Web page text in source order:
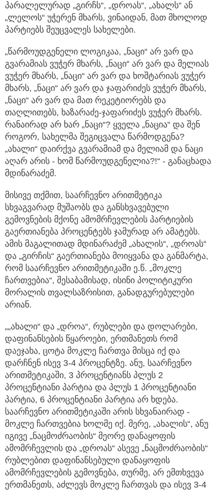
პარალელურად „გირჩს“, „დროას“, „ახალს“ ან
„ლელოს“ უჭერენ მხარს, ვინაიდან, მათ მხოლოდ
პარტიებს შეუცვალეს სახელები.
„წარმოუდგენელი ლოგიკაა, „ნაცი“ არ ვარ და
გვარამიას ვუჭერ მხარს, „ნაცი“ არ ვარ და მელიას
ვუჭერ მხარს, „ნაცი“ არ ვარ და ხოშტარიას ვუჭერ
მხარს, „ნაცი“ არ ვარ და ჯაფარიძეს ვუჭერ მხარს,
„ნაცი“ არ ვარ და მათ რეკეტიორებს და
თაღლითებს, ხაზარაძე-ჯაფარიძეს ვუჭერ მხარს.
რანაირად არ ხარ „ნაცი“? ყველა „ნაცია“ და შენ
როგორ, სახელმა შეგიცვალა წარმოდგენა?
„ახალი“ დაირქვა გვარამიამ და მელიამ და ნაცი
აღარ არის - ხომ წარმოუდგენელია?!“ - განაცხადა
მდინარაძემ.
მისივე თქმით, საარჩევნო არითმეტიკა
სხვაგვარად მუშაობს და განსხვავებული
გემოვნების მქონე ამომრჩევლების პარტიების
გაერთიანება პროცენტებს ჯამურად არ ამატებს.
ამის მაგალითად მდინარაძემ „ახალის“, „დროას“
და „გირჩის“ გაერთიანება მოიყვანა და განმარტა,
რომ საარჩევნო არითმეტიკაში ე.წ. „მოკლე
ჩართვებია“, შესაბამისად, ისინი პოლიტიკური
მორალის თვალსაზრისით, განადგურებულები
არიან.
„„ახალი“ და „დროა“, რუბლები და დოლარები,
დაფინანსების წყაროები, ერთმანეთს რომ
დაეჯახა, ცოტა მოკლე ჩართვა მისცა იქ და
დარჩნენ ისევ 3-4 პროცენტზე. ანუ, საარჩევნო
არითმეტიკაში, 3 პროცენტიანს პლუს 2
პროცენტიანი პარტია და პლუს 1 პროცენტიანი
პარტია, 6 პროცენტიანი პარტია არ ხდება.
საარჩევნო არითმეტიკაში არის სხვანაირად -
მოკლე ჩართვებია ხოლმე იქ. მერე, „ახალის“, ანუ
იგივე „ნაცმოძრაობის“ მეორე დანაყოფის
ამომრჩევლის და „დროას“ ასევე „ნაცმოძრაობის“
რუბლებით დაფინანსებული დანაყოფის
ამომრჩევლების გემოვნება, თურმე, არ ემთხვევა
ერთმანეთს, აძლევს მოკლე ჩართვას და ისევ 3-4